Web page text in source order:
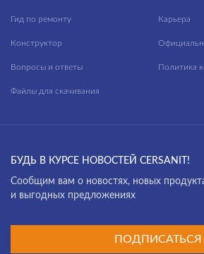
Гид по ремонту
Конструктор
Вопросы и ответы
Файлы для скачивания
Карьера
Политика
БУДЬ В КУРСЕ НОВОСТЕЙ CERSANIT!
Cообщим вам о новостях, новых
и выгодных предложениях
ПОДПИСАТЬСЯ